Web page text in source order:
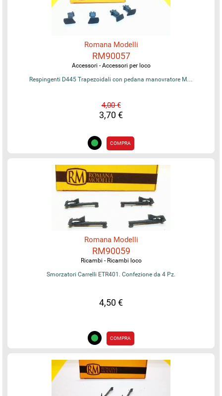
Romana Modelli
RM90057
Accessori - Accessori per loco
Respingenti D445 Trapezoidali con pedana manovratore M…
4,00 €
3,70 €
COMPRA
Romana Modelli
RM90059
Ricambi - Ricambi loco
Smorzatori Carrelli ETR401. Confezione da 4 Pz.
4,50 €
COMPRA